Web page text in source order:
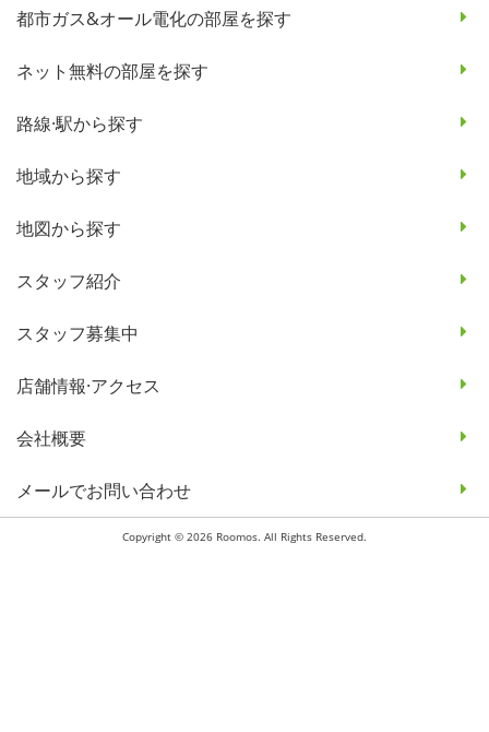
都市ガス&オール電化の部屋を探す
ネット無料の部屋を探す
路線·駅から探す
地域から探す
地図から探す
スタッフ紹介
スタッフ募集中
店舗情報·アクセス
会社概要
メールでお問い合わせ
Copyright © 2026 Roomos. All Rights Reserved.